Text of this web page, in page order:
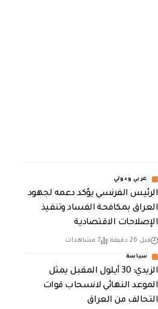
عربي ودولي
الرئيس الفرنسي يؤكد دعمه لجهود
العراق بمكافحة الفساد وتنفيذ
الإصلاحات الاقتصادية
قبل 26 دقيقة 7 مشاهدات
سياسة
الزيدي: 30 أيلول المقبل يمثل
الموعد النهائي لانسحاب قوات
التحالف من العراق